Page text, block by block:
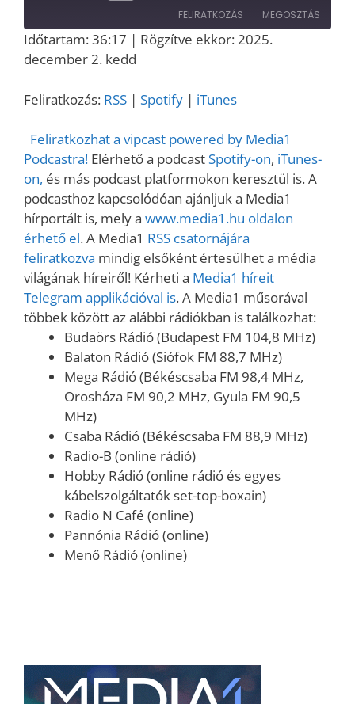
FELIRATKOZÁS MEGOSZTÁS
RSS
MEGOSZT
ÁS
LINK
Időtartam: 36:17 | Rögzítve ekkor: 2025.
december 2. kedd
Feliratkozás: RSS | Spotify | iTunes
Feliratkozhat a vipcast powered by Media1
Podcastra! Elérhető a podcastSpotify-on, iTunes-
on, és más podcast platformokon keresztül is. A
podcasthoz kapcsolódóan ajánljuk a Media1
hírportált is, mely a www.media1.hu oldalon
érhető el. A Media1 RSS csatornájára
feliratkozva mindig elsőként értesülhet a média
világának híreiről! Kérheti a Media1 híreit
Telegram applikációval is. A Media1 műsorával
többek között az alábbi rádiókban is találkozhat:
Budaörs Rádió (Budapest FM 104,8 MHz)
Balaton Rádió (Siófok FM 88,7 MHz)
Mega Rádió (Békéscsaba FM 98,4 MHz,
Orosháza FM 90,2 MHz, Gyula FM 90,5
MHz)
Csaba Rádió (Békéscsaba FM 88,9 MHz)
Radio-B (online rádió)
Hobby Rádió (online rádió és egyes
kábelszolgáltatók set-top-boxain)
Radio N Café (online)
Pannónia Rádió (online)
Menő Rádió (online)